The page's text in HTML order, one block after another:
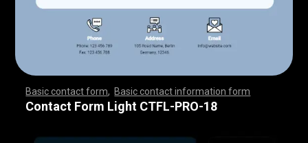
Basic contact form Basic contact information form
,,,,,,,,,,,,,,,,,,,,, ,,,,,,,,,,,,,,,,,,,,,,,,,,,,,,,,,,
,,,,,,,,,,,,,,,,,,,,, ,,,,,,,,,,,,,,,,,,,,,,,,,,,
Contact Form Light CTFL-PRO-18